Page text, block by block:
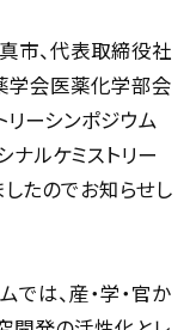
市、代表取締役社
学会医薬化学部会
リーシンポジウム
ルケミストリー
たのでお知らせし
では、産・学・官か